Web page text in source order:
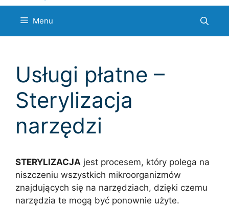
Menu
Usługi płatne –
Sterylizacja
narzędzi
STERYLIZACJA jest procesem, który polega na
niszczeniu wszystkich mikroorganizmów
znajdujących się na narzędziach, dzięki czemu
narzędzia te mogą być ponownie użyte.